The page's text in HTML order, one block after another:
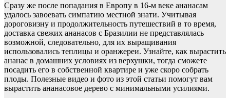
Сразу же после попадания в Европу в 16-м веке ананасам
удалось завоевать симпатию местной знати. Учитывая
дороговизну и продолжительность путешествий в то время,
доставка свежих ананасов с Бразилии не представлялась
возможной, следовательно, для их выращивания
использовались теплицы и оранжереи. Узнайте, как вырастить
ананас в домашних условиях из верхушки, тогда сможете
посадить его в собственной квартире и уже скоро собрать
плоды. Полезные видео и фото из этой статьи помогут вам
вырастить ананасовое дерево с минимальными усилиями.